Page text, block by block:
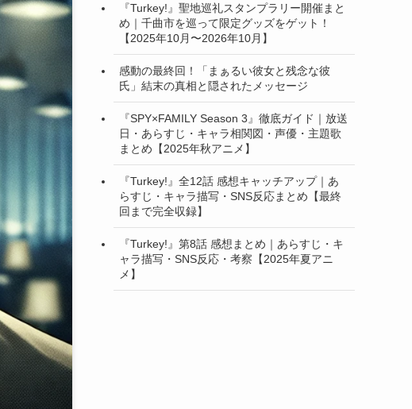
『Turkey!』聖地巡礼スタンプラリー開催まと
め｜千曲市を巡って限定グッズをゲット！
【2025年10月〜2026年10月】
感動の最終回！「まぁるい彼女と残念な彼
氏」結末の真相と隠されたメッセージ
『SPY×FAMILY Season 3』徹底ガイド｜放送
日・あらすじ・キャラ相関図・声優・主題歌
まとめ【2025年秋アニメ】
『Turkey!』全12話 感想キャッチアップ｜あ
らすじ・キャラ描写・SNS反応まとめ【最終
回まで完全収録】
『Turkey!』第8話 感想まとめ｜あらすじ・キ
ャラ描写・SNS反応・考察【2025年夏アニ
メ】